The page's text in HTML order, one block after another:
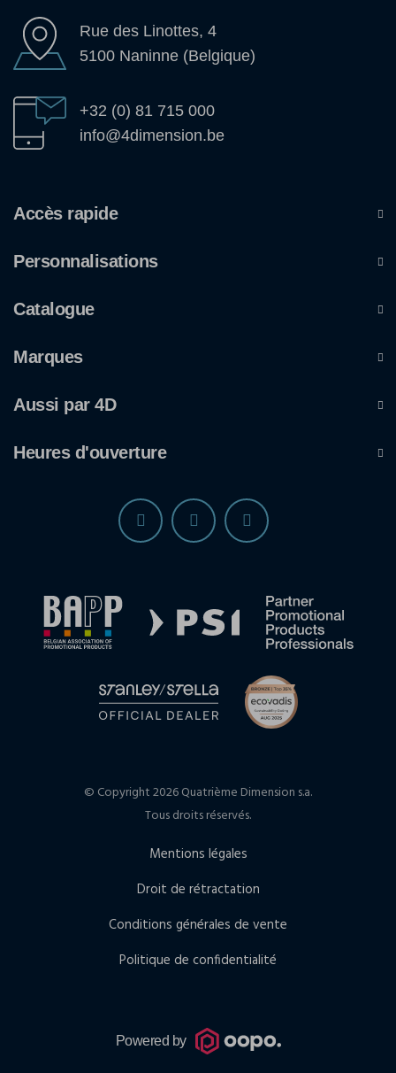
Rue des Linottes, 4
5100 Naninne (Belgique)
+32 (0) 81 715 000
info@4dimension.be
Accès rapide
Personnalisations
Catalogue
Marques
Aussi par 4D
Heures d'ouverture
© Copyright 2026 Quatrième Dimension s.a.
Tous droits réservés.
Mentions légales
Droit de rétractation
Conditions générales de vente
Politique de confidentialité
Powered by